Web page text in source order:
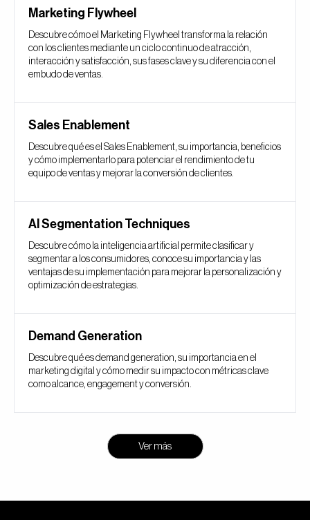
Marketing Flywheel
Descubre cómo el Marketing Flywheel transforma la relación
con los clientes mediante un ciclo continuo de atracción,
interacción y satisfacción, sus fases clave y su diferencia con el
embudo de ventas.
Sales Enablement
Descubre qué es el Sales Enablement, su importancia, beneficios
y cómo implementarlo para potenciar el rendimiento de tu
equipo de ventas y mejorar la conversión de clientes.
AI Segmentation Techniques
Descubre cómo la inteligencia artificial permite clasificar y
segmentar a los consumidores, conoce su importancia y las
ventajas de su implementación para mejorar la personalización y
optimización de estrategias.
Demand Generation
Descubre qué es demand generation, su importancia en el
marketing digital y cómo medir su impacto con métricas clave
como alcance, engagement y conversión.
Ver más